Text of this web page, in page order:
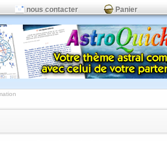
nous contacter Panier